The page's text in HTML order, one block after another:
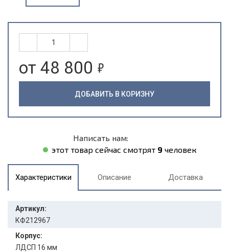
от 48 800 5
ДОБАВИТЬ В КОРИЗНУ
Написать нам:
этот товар сейчас смотрят 9 человек
Характеристики Описание Доставка
Артикул:
КФ212967
Корпус:
ЛДСП 16 мм